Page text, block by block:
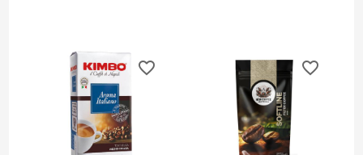
favorite_border favorite_border